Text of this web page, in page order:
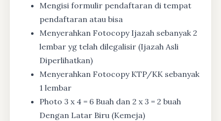
Mengisi formulir pendaftaran di tempat
pendaftaran atau bisa
Menyerahkan Fotocopy Ijazah sebanyak 2
lembar yg telah dilegalisir (Ijazah Asli
Diperlihatkan)
Menyerahkan Fotocopy KTP/KK sebanyak
1 lembar
Photo 3 x 4 = 6 Buah dan 2 x 3 = 2 buah
Dengan Latar Biru (Kemeja)